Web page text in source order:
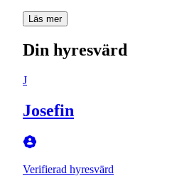
Läs mer
Din hyresvärd
J
Josefin
Verifierad hyresvärd